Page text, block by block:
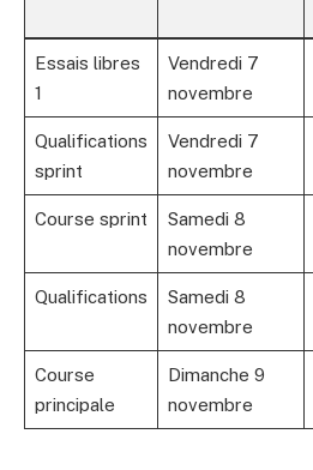
Essais libres
1
Vendredi 7
novembre
Qualifications
sprint
Vendredi 7
novembre
Course sprint
Samedi 8
novembre
Qualifications
Samedi 8
novembre
Course
principale
Dimanche 9
novembre